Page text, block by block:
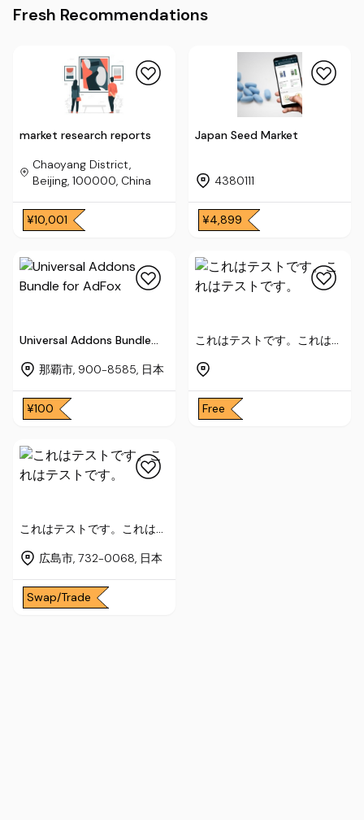
Fresh Recommendations
market research reports
Chaoyang District,
Beijing, 100000, China
¥10,001
Japan Seed Market
4380111
¥4,899
Universal Addons Bundle
那覇市, 900-8585, 日本
¥100
これはテストです。これはテ
Free
これはテストです。これはテ
広島市, 732-0068, 日本
Swap/Trade